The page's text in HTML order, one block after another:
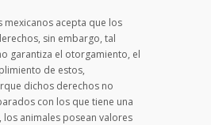
mexicanos acepta que los
sin embargo, tal
garantiza el otorgamiento, el
de estos,
dichos derechos no
con los que tiene una
los animales posean valores